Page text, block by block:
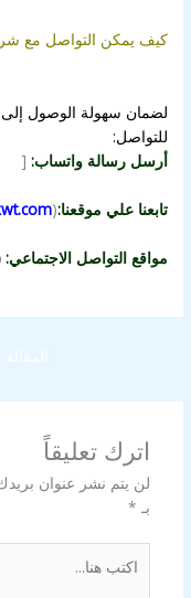
كيف يمكن التواصل مع
لضمان سهولة الوصول
للتواصل:
أرسل رسالة واتساب: [
تابعنا علي موقعنا:(
مواقع التواصل الاجتماعي:
المقالة
اترك تعليقاً
لن يتم نشر عنوان
بـ *
هنا...